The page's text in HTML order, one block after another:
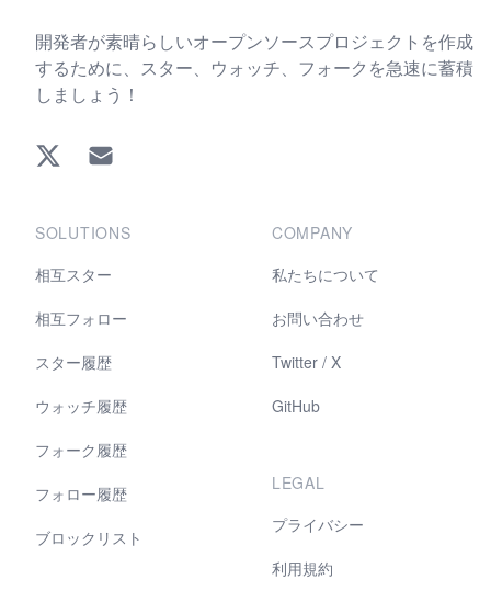
開発者が素晴らしいオープンソースプロジェクトを作成
するために、スター、ウォッチ、フォークを急速に蓄積
しましょう！
Twitter EMAIL
SOLUTIONS
相互スター
相互フォロー
スター履歴
ウォッチ履歴
フォーク履歴
フォロー履歴
ブロックリスト
COMPANY
私たちについて
お問い合わせ
Twitter / X
GitHub
LEGAL
プライバシー
利用規約